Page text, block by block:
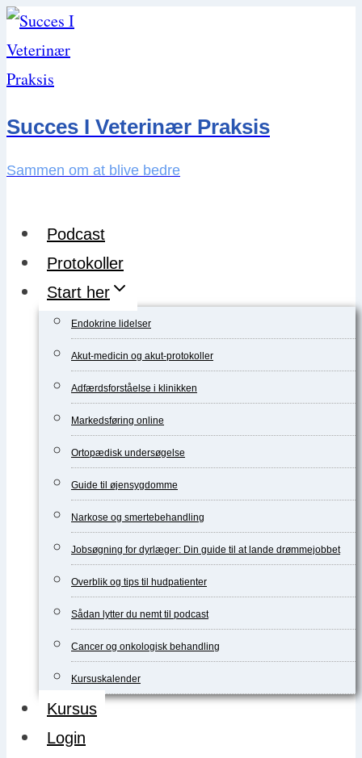
Skip
to
content
Succes I Veterinær Praksis
Sammen om at blive bedre
Podcast
Protokoller
Start her
Endokrine lidelser
Akut-medicin og akut-protokoller
Adfærdsforståelse i klinikken
Markedsføring online
Ortopædisk undersøgelse
Guide til øjensygdomme
Narkose og smertebehandling
Jobsøgning for dyrlæger: Din guide til at lande drømmejobbet
Overblik og tips til hudpatienter
Sådan lytter du nemt til podcast
Cancer og onkologisk behandling
Kursuskalender
Kursus
Login